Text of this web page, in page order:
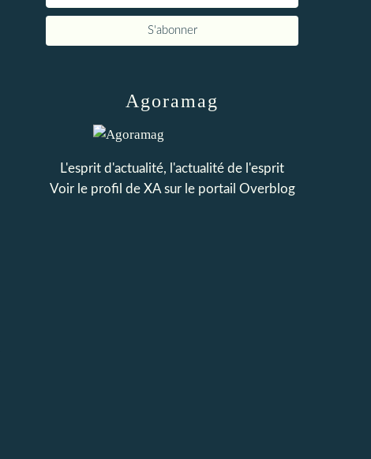
Agoramag
L'esprit d'actualité, l'actualité de l'esprit
Voir le profil de XAsur le portail Overblog